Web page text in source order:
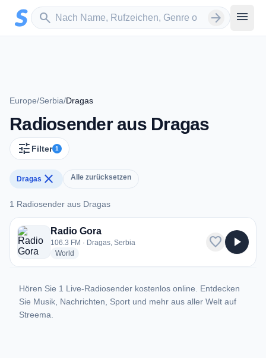
Zum Hauptinhalt springen
search
Sender suchen arrow_forward menu
Europe/Serbia/Dragas
Radiosender aus Dragas
tune Filter 1
Dragas close Alle zurücksetzen
1 Radiosender aus Dragas
1 Radiosender aus Dragas
Radio Gora
106.3 FM · Dragas, Serbia
World
favorite play_arrow
Hören Sie 1 Live-Radiosender kostenlos online. Entdecken
Sie Musik, Nachrichten, Sport und mehr aus aller Welt auf
Streema.